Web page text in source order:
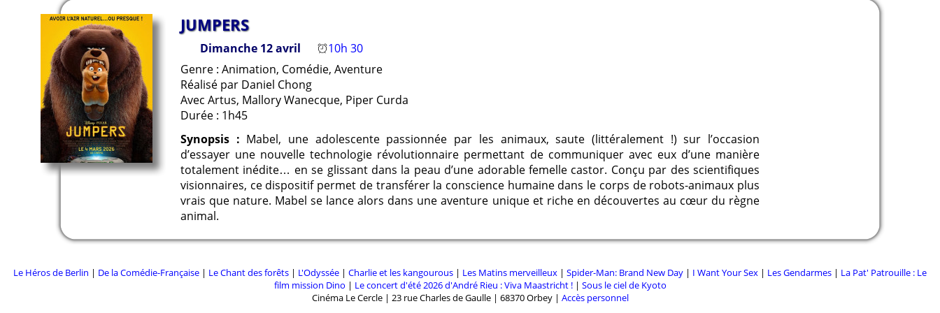
Google Chrome Mozilla Firefox
JUMPERS
Dimanche 12 avril
10h 30
Genre : Animation, Comédie, Aventure
Réalisé par Daniel Chong
Avec Artus, Mallory Wanecque, Piper Curda
Durée : 1h45
Synopsis : Mabel, une adolescente passionnée par les animaux, saute (littéralement !) sur l’occasion
d’essayer une nouvelle technologie révolutionnaire permettant de communiquer avec eux d’une manière
totalement inédite… en se glissant dans la peau d’une adorable femelle castor. Conçu par des scientifiques
visionnaires, ce dispositif permet de transférer la conscience humaine dans le corps de robots-animaux plus
vrais que nature. Mabel se lance alors dans une aventure unique et riche en découvertes au cœur du règne
animal.
Le Héros de Berlin | De la Comédie-Française | Le Chant des forêts | L'Odyssée | Charlie et les kangourous | Les Matins merveilleux | Spider-Man: Brand New Day | I Want Your Sex | Les Gendarmes | La Pat' Patrouille : Le
film mission Dino | Le concert d'été 2026 d'André Rieu : Viva Maastricht !| Sous le ciel de Kyoto
Cinéma Le Cercle | 23 rue Charles de Gaulle | 68370 Orbey | Accès personnel